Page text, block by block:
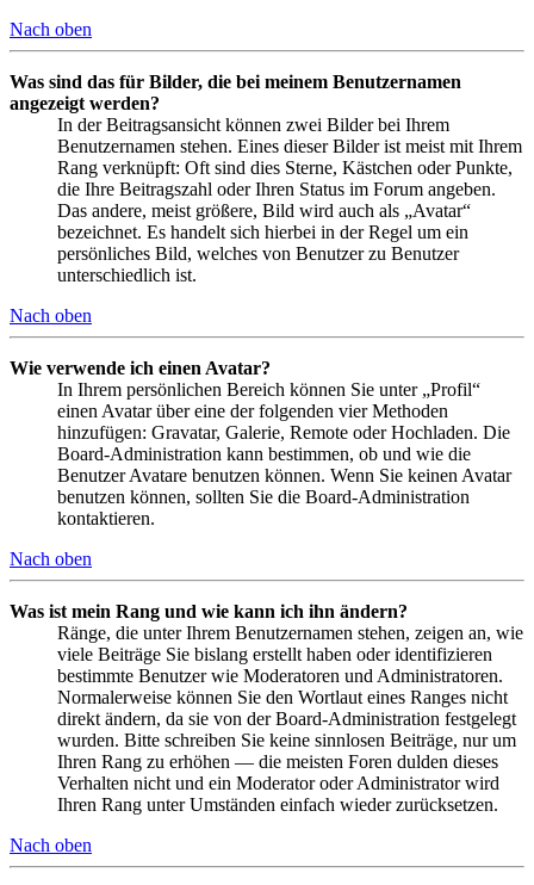
Nach oben
Was sind das für Bilder, die bei meinem Benutzernamen
angezeigt werden?
In der Beitragsansicht können zwei Bilder bei Ihrem
Benutzernamen stehen. Eines dieser Bilder ist meist mit Ihrem
Rang verknüpft: Oft sind dies Sterne, Kästchen oder Punkte,
die Ihre Beitragszahl oder Ihren Status im Forum angeben.
Das andere, meist größere, Bild wird auch als „Avatar“
bezeichnet. Es handelt sich hierbei in der Regel um ein
persönliches Bild, welches von Benutzer zu Benutzer
unterschiedlich ist.
Nach oben
Wie verwende ich einen Avatar?
In Ihrem persönlichen Bereich können Sie unter „Profil“
einen Avatar über eine der folgenden vier Methoden
hinzufügen: Gravatar, Galerie, Remote oder Hochladen. Die
Board-Administration kann bestimmen, ob und wie die
Benutzer Avatare benutzen können. Wenn Sie keinen Avatar
benutzen können, sollten Sie die Board-Administration
kontaktieren.
Nach oben
Was ist mein Rang und wie kann ich ihn ändern?
Ränge, die unter Ihrem Benutzernamen stehen, zeigen an, wie
viele Beiträge Sie bislang erstellt haben oder identifizieren
bestimmte Benutzer wie Moderatoren und Administratoren.
Normalerweise können Sie den Wortlaut eines Ranges nicht
direkt ändern, da sie von der Board-Administration festgelegt
wurden. Bitte schreiben Sie keine sinnlosen Beiträge, nur um
Ihren Rang zu erhöhen — die meisten Foren dulden dieses
Verhalten nicht und ein Moderator oder Administrator wird
Ihren Rang unter Umständen einfach wieder zurücksetzen.
Nach oben